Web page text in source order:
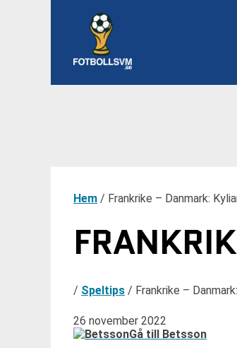
Hem / Frankrike – Danmark:
/ Speltips / Frankrike –
26 november 2022
Gå till Betsson